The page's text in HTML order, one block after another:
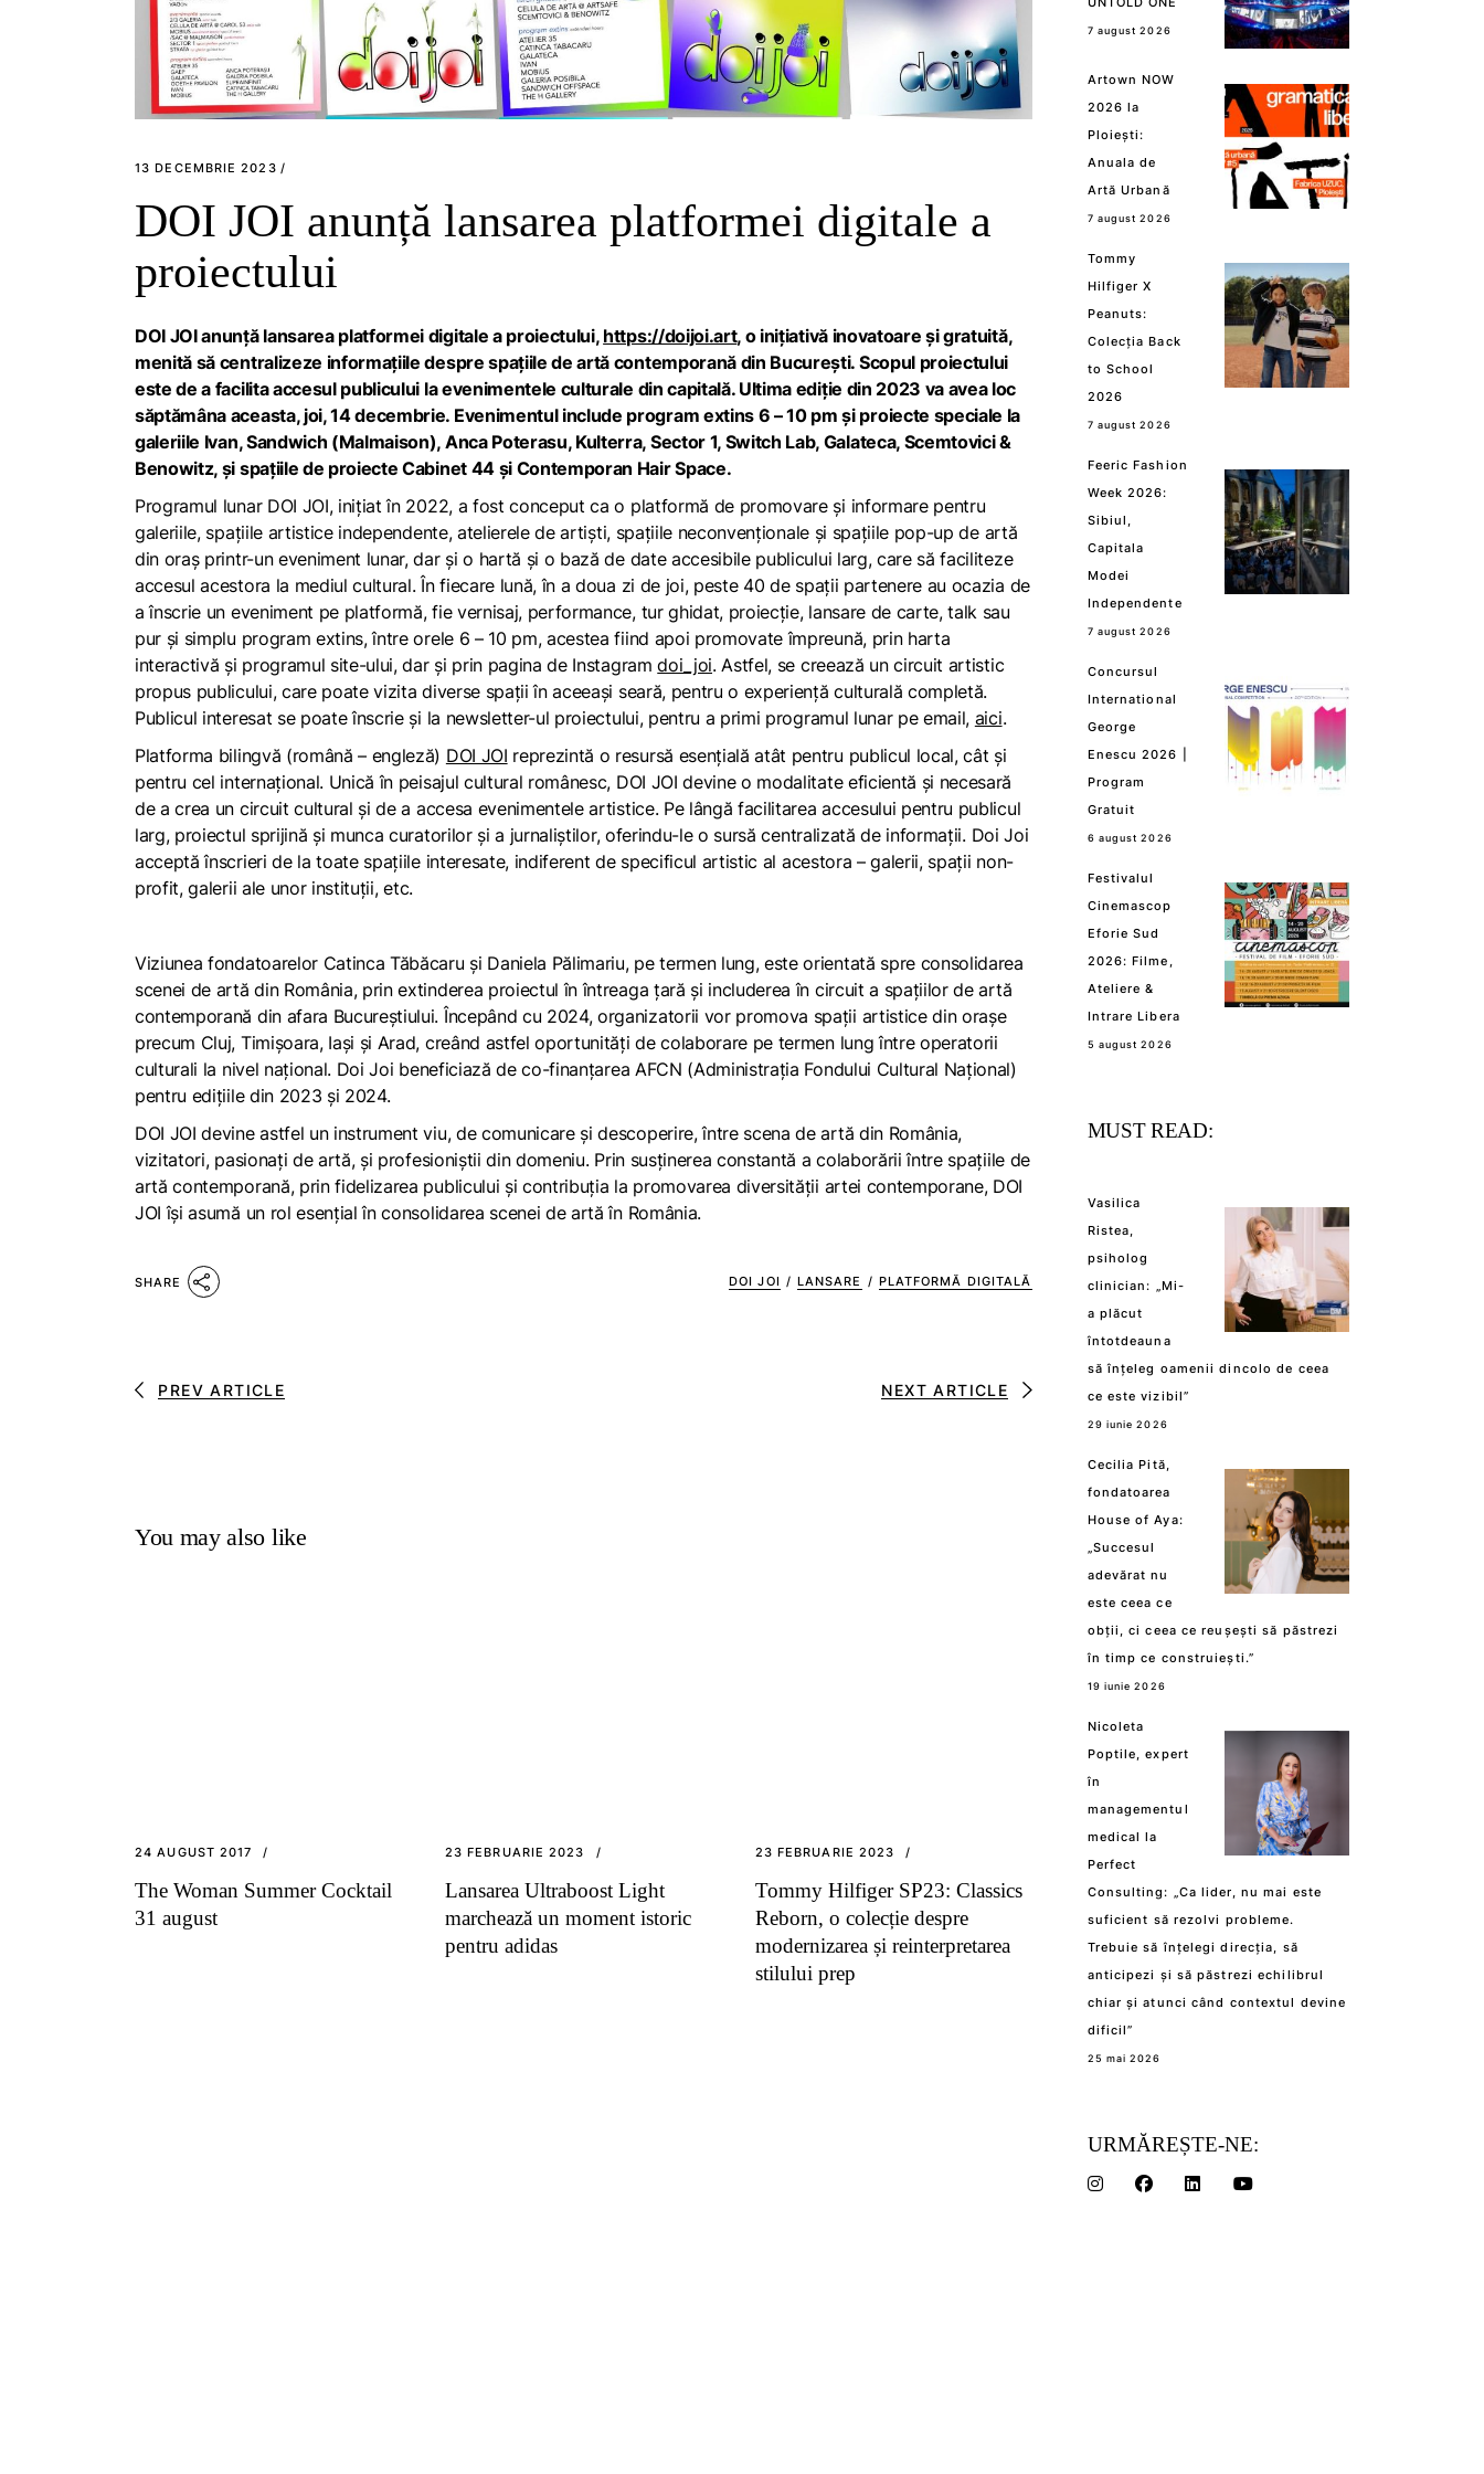
13 DECEMBRIE 2023
DOI JOI anunță lansarea platformei digitale a
proiectului
DOI JOI anunță lansarea platformei digitale a proiectului, https://doijoi.art, o inițiativă inovatoare și gratuită,
menită să centralizeze informațiile despre spațiile de artă contemporană din București. Scopul proiectului
este de a facilita accesul publicului la evenimentele culturale din capitală. Ultima ediție din 2023 va avea loc
săptămâna aceasta, joi, 14 decembrie. Evenimentul include program extins 6 – 10 pm și proiecte speciale la
galeriile Ivan, Sandwich (Malmaison), Anca Poterasu, Kulterra, Sector 1, Switch Lab, Galateca, Scemtovici &
Benowitz, și spațiile de proiecte Cabinet 44 și Contemporan Hair Space.
Programul lunar DOI JOI, inițiat în 2022, a fost conceput ca o platformă de promovare și informare pentru
galeriile, spațiile artistice independente, atelierele de artiști, spațiile neconvenționale și spațiile pop-up de artă
din oraș printr-un eveniment lunar, dar și o hartă și o bază de date accesibile publicului larg, care să faciliteze
accesul acestora la mediul cultural. În fiecare lună, în a doua zi de joi, peste 40 de spații partenere au ocazia de
a înscrie un eveniment pe platformă, fie vernisaj, performance, tur ghidat, proiecție, lansare de carte, talk sau
pur și simplu program extins, între orele 6 – 10 pm, acestea fiind apoi promovate împreună, prin harta
interactivă și programul site-ului, dar și prin pagina de Instagramdoi_joi. Astfel, se creează un circuit artistic
propus publicului, care poate vizita diverse spații în aceeași seară, pentru o experiență culturală completă.
Publicul interesat se poate înscrie și la newsletter-ul proiectului, pentru a primi programul lunar pe email, aici.
Platforma bilingvă (română – engleză) DOI JOI reprezintă o resursă esențială atât pentru publicul local, cât și
pentru cel internațional. Unică în peisajul cultural românesc, DOI JOI devine o modalitate eficientă și necesară
de a crea un circuit cultural și de a accesa evenimentele artistice. Pe lângă facilitarea accesului pentru publicul
larg, proiectul sprijină și munca curatorilor și a jurnaliștilor, oferindu-le o sursă centralizată de informații. Doi Joi
acceptă înscrieri de la toate spațiile interesate, indiferent de specificul artistic al acestora – galerii, spații non-
profit, galerii ale unor instituții, etc.
Viziunea fondatoarelor Catinca Tăbăcaru și Daniela Pălimariu, pe termen lung, este orientată spre consolidarea
scenei de artă din România, prin extinderea proiectul în întreaga țară și includerea în circuit a spațiilor de artă
contemporană din afara Bucureștiului. Începând cu 2024, organizatorii vor promova spații artistice din orașe
precum Cluj, Timișoara, Iași și Arad, creând astfel oportunități de colaborare pe termen lung între operatorii
culturali la nivel național. Doi Joi beneficiază de co-finanțarea AFCN (Administrația Fondului Cultural Național)
pentru edițiile din 2023 și 2024.
DOI JOI devine astfel un instrument viu, de comunicare și descoperire, între scena de artă din România,
vizitatori, pasionați de artă, și profesioniștii din domeniu. Prin susținerea constantă a colaborării între spațiile de
artă contemporană, prin fidelizarea publicului și contribuția la promovarea diversității artei contemporane, DOI
JOI își asumă un rol esențial în consolidarea scenei de artă în România.
SHARE DOI JOI / LANSARE / PLATFORMĂ DIGITALĂ
PREV ARTICLE NEXT ARTICLE
You may also like
24 AUGUST 2017
The Woman Summer Cocktail
31 august
23 FEBRUARIE 2023
Lansarea Ultraboost Light
marchează un moment istoric
pentru adidas
23 FEBRUARIE 2023
Tommy Hilfiger SP23: Classics
Reborn, o colecție despre
modernizarea și reinterpretarea
stilului prep
7 august 2026
Artown NOW
2026 la
Ploiești:
Anuala de
Artă Urbană
7 august 2026
Tommy
Hilfiger X
Peanuts:
Colecția Back
to School
2026
7 august 2026
Feeric Fashion
Week 2026:
Sibiul,
Capitala
Modei
Independente
7 august 2026
Concursul
International
George
Enescu 2026 |
Program
Gratuit
6 august 2026
Festivalul
Cinemascop
Eforie Sud
2026: Filme,
Ateliere &
Intrare Libera
5 august 2026
MUST READ:
Vasilica
Ristea,
psiholog
clinician: „Mi-
a plăcut
întotdeauna
să înțeleg oamenii dincolo de ceea
ce este vizibil”
29 iunie 2026
Cecilia Pită,
fondatoarea
House of Aya:
„Succesul
adevărat nu
este ceea ce
obții, ci ceea ce reușești să păstrezi
în timp ce construiești.”
19 iunie 2026
Nicoleta
Poptile, expert
în
managementul
medical la
Perfect
Consulting: „Ca lider, nu mai este
suficient să rezolvi probleme.
Trebuie să înțelegi direcția, să
anticipezi și să păstrezi echilibrul
chiar și atunci când contextul devine
dificil”
25 mai 2026
URMĂREȘTE-NE: